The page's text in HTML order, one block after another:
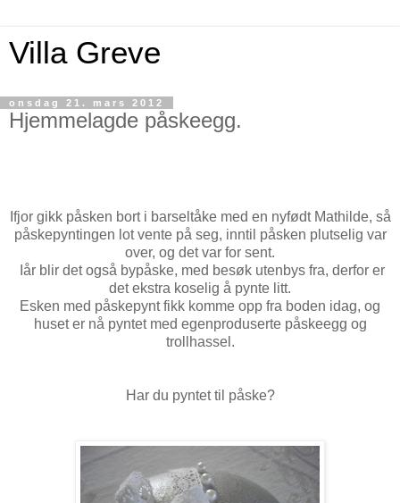
Villa Greve
onsdag 21. mars 2012
Hjemmelagde påskeegg.
Ifjor gikk påsken bort i barseltåke med en nyfødt Mathilde, så
påskepyntingen lot vente på seg, inntil påsken plutselig var
over, og det var for sent.
Iår blir det også bypåske, med besøk utenbys fra, derfor er
det ekstra koselig å pynte litt.
Esken med påskepynt fikk komme opp fra boden idag, og
huset er nå pyntet med egenproduserte påskeegg og
trollhassel.
Har du pyntet til påske?